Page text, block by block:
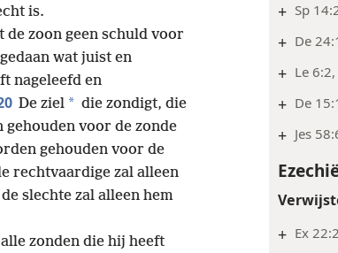
+ Sp
+ De
+ Le
+ De
+ Jes
+ Ex
is.
de zoon geen schuld voor
wat juist en
nageleefd en
De ziel * die zondigt, die
voor de zonde
gehouden voor de
rechtvaardige zal alleen
slechte zal alleen hem
zonden die hij heeft